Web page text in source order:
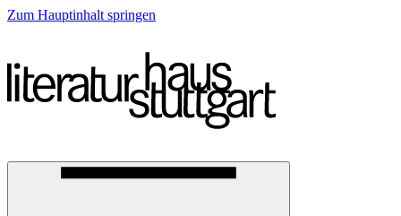
Zum Hauptinhalt springen